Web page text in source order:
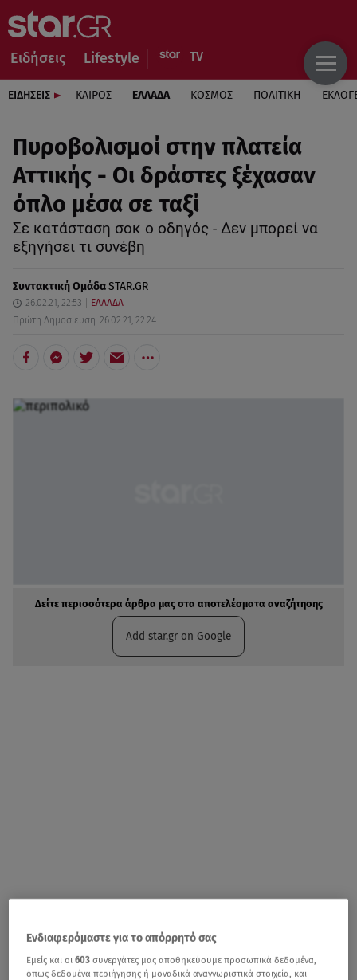
Ειδήσεις Lifestyle
ΕΙΔΗΣΕΙΣ ΚΑΙΡΟΣ ΕΛΛΑΔΑ ΚΟΣΜΟΣ ΠΟΛΙΤΙΚΗ
Πυροβολισμοί στην πλατεία
Αττικής - Οι δράστες ξέχασαν
όπλο μέσα σε ταξί
Σε κατάσταση σοκ ο οδηγός - Δεν μπορεί να
εξηγήσει τι συνέβη
Συντακτική ΟμάδαSTAR.GR
26.02.21, 22:53
ΕΛΛΑΔΑ
Πρώτη Δημοσίευση: 26.02.21, 22:24
Δείτε περισσότερα άρθρα μας στα αποτελέσματα αναζήτησης
Add star.gr on Google
Ενδιαφερόμαστε για το απόρρητό σας
Εμείς και οι603 συνεργάτες μας αποθηκεύουμε προσωπικά δεδομένα,
όπως δεδομένα περιήγησης ή μοναδικά αναγνωριστικά στοιχεία, και